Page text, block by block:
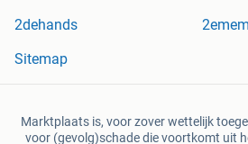
2dehands
Sitemap
Marktplaats is, voor zover wettelijk
voor (gevolg)schade die voortkomt uit